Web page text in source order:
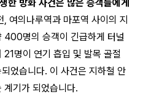
한 방화 사건은 많은 승객들에게
, 여의나루역과 마포역 사이의 지
400명의 승객이 긴급하게 터널
명이 연기 흡입 및 발목 골절
었습니다. 이 사건은 지하철 안
계기가 되었습니다.